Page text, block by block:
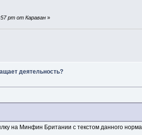
pm от Караван »
деятельность?
на Минфин Британии с текстом данного